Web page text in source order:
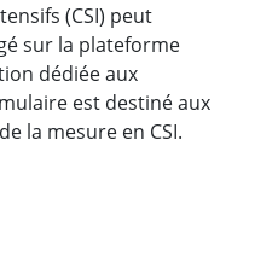
(CSI) peut
sur la plateforme
dédiée aux
est destiné aux
la mesure en CSI.